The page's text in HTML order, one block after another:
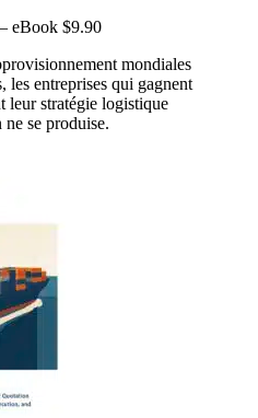
eBook $9.90
mondiales
les entreprises qui gagnent
leur stratégie logistique
se produise.